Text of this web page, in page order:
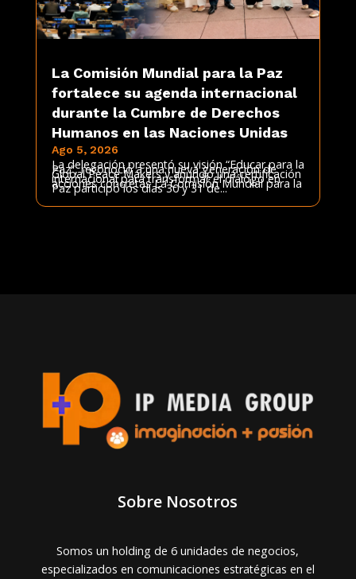
La Comisión Mundial para la Paz
fortalece su agenda internacional
durante la Cumbre de Derechos
Humanos en las Naciones Unidas
Ago 5, 2026
La delegación presentó su visión “Educar para la
Paz”, reconoció a una nueva generación de
Global Peace Makers y anunció una certificación
internacional para transformar el diálogo en
acciones concretas La Comisión Mundial para la
Paz participó los días 30 y 31 de...
Sobre Nosotros
Somos un holding de 6 unidades de negocios,
especializados en comunicaciones estratégicas en el